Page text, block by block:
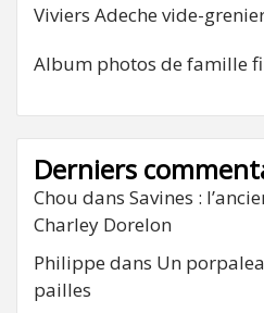
Viviers Adeche vide-
Album photos de famille
Derniers
Chou dans Savines :
Charley Dorelon
Philippe dans Un
pailles